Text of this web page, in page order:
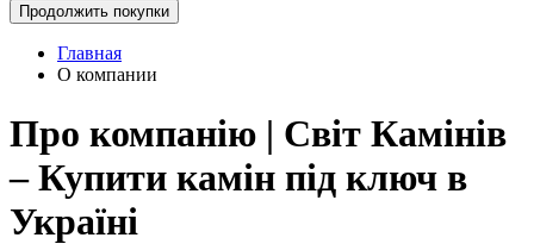
Продолжить покупки
Главная
О компании
Про компанію | Світ Камінів
– Купити камін під ключ в
Україні